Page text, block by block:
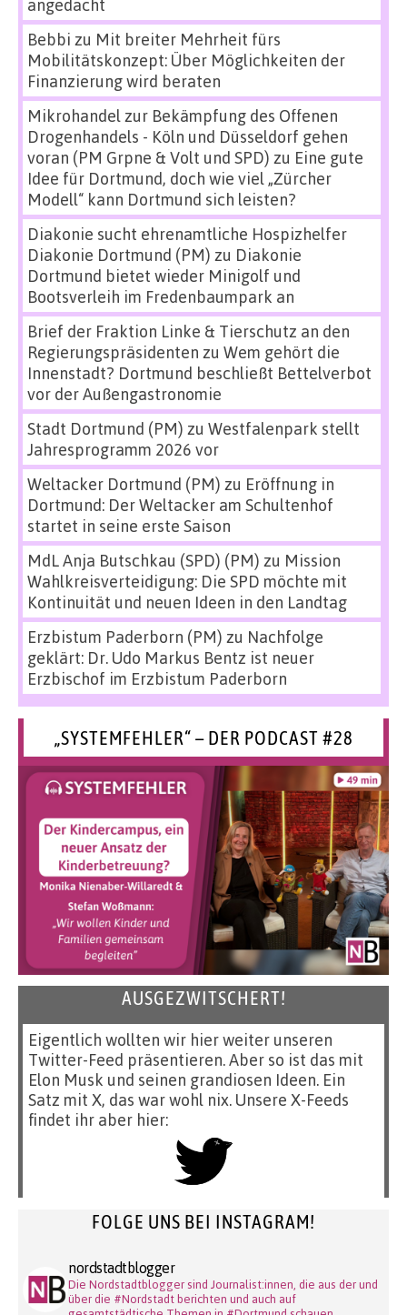
angedacht
Bebbi zu Mit breiter Mehrheit fürs
Mobilitätskonzept: Über Möglichkeiten der
Finanzierung wird beraten
Mikrohandel zur Bekämpfung des Offenen
Drogenhandels - Köln und Düsseldorf gehen
voran (PM Grpne & Volt und SPD) zu Eine gute
Idee für Dortmund, doch wie viel „Zürcher
Modell“ kann Dortmund sich leisten?
Diakonie sucht ehrenamtliche Hospizhelfer
Diakonie Dortmund (PM) zu Diakonie
Dortmund bietet wieder Minigolf und
Bootsverleih im Fredenbaumpark an
Brief der Fraktion Linke & Tierschutz an den
Regierungspräsidenten zu Wem gehört die
Innenstadt? Dortmund beschließt Bettelverbot
vor der Außengastronomie
Stadt Dortmund (PM) zu Westfalenpark stellt
Jahresprogramm 2026 vor
Weltacker Dortmund (PM) zu Eröffnung in
Dortmund: Der Weltacker am Schultenhof
startet in seine erste Saison
MdL Anja Butschkau (SPD) (PM) zu Mission
Wahlkreisverteidigung: Die SPD möchte mit
Kontinuität und neuen Ideen in den Landtag
Erzbistum Paderborn (PM) zu Nachfolge
geklärt: Dr. Udo Markus Bentz ist neuer
Erzbischof im Erzbistum Paderborn
„SYSTEMFEHLER“ – DER PODCAST #28
AUSGEZWITSCHERT!
Eigentlich wollten wir hier weiter unseren
Twitter-Feed präsentieren. Aber so ist das mit
Elon Musk und seinen grandiosen Ideen. Ein
Satz mit X, das war wohl nix. Unsere X-Feeds
findet ihr aber hier:
FOLGE UNS BEI INSTAGRAM!
nordstadtblogger
Die Nordstadtblogger sind Journalist:innen, die aus der und
über die #Nordstadt berichten und auch auf